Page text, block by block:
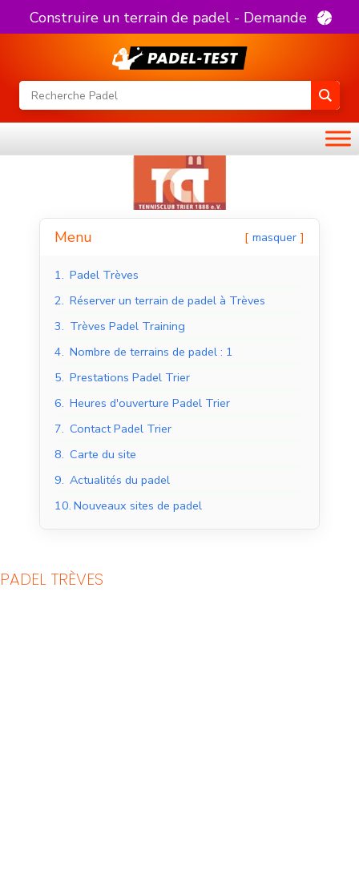
Construire un terrain de padel - Demande
Menu masquer
1. Padel Trèves
2. Réserver un terrain de padel à Trèves
3. Trèves Padel Training
4. Nombre de terrains de padel : 1
5. Prestations Padel Trier
6. Heures d'ouverture Padel Trier
7. Contact Padel Trier
8. Carte du site
9. Actualités du padel
10. Nouveaux sites de padel
PADEL TRÈVES